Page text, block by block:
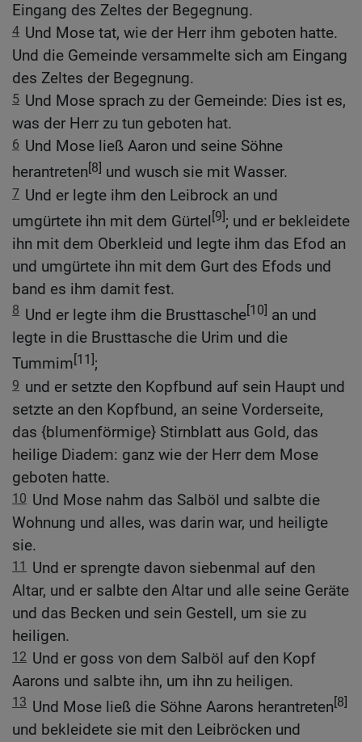
Eingang des Zeltes der Begegnung.
4 Und Mose tat, wie der Herr ihm geboten hatte.
Und die Gemeinde versammelte sich am Eingang
des Zeltes der Begegnung.
5 Und Mose sprach zu der Gemeinde: Dies ist es,
was der Herr zu tun geboten hat.
6 Und Mose ließ Aaron und seine Söhne
herantreten[8] und wusch sie mit Wasser.
7 Und er legte ihm den Leibrock an und
umgürtete ihn mit dem Gürtel [9]; und er bekleidete
ihn mit dem Oberkleid und legte ihm das Efod an
und umgürtete ihn mit dem Gurt des Efods und
band es ihm damit fest.
8 Und er legte ihm die Brusttasche[10] an und
legte in die Brusttasche die Urim und die
Tummim[11];
9 und er setzte den Kopfbund auf sein Haupt und
setzte an den Kopfbund, an seine Vorderseite,
das {blumenförmige} Stirnblatt aus Gold, das
heilige Diadem: ganz wie der Herr dem Mose
geboten hatte.
10 Und Mose nahm das Salböl und salbte die
Wohnung und alles, was darin war, und heiligte
sie.
11 Und er sprengte davon siebenmal auf den
Altar, und er salbte den Altar und alle seine Geräte
und das Becken und sein Gestell, um sie zu
heiligen.
12 Und er goss von dem Salböl auf den Kopf
Aarons und salbte ihn, um ihn zu heiligen.
13 Und Mose ließ die Söhne Aarons herantreten[8]
und bekleidete sie mit den Leibröcken und